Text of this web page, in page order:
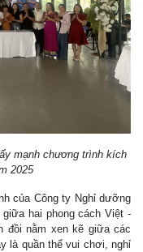
mạnh chương trình kích
2025
của Công ty Nghỉ dưỡng
hai phong cách Việt -
đồi nằm xen kẽ giữa các
là quần thể vui chơi, nghỉ